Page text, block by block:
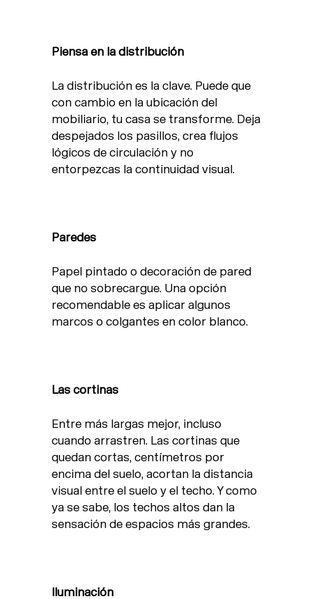
Piensa en la distribución
La distribución es la clave. Puede que
con cambio en la ubicación del
mobiliario, tu casa se transforme. Deja
despejados los pasillos, crea flujos
lógicos de circulación y no
entorpezcas la continuidad visual.
Paredes
Papel pintado o decoración de pared
que no sobrecargue. Una opción
recomendable es aplicar algunos
marcos o colgantes en color blanco.
Las cortinas
Entre más largas mejor, incluso
cuando arrastren. Las cortinas que
quedan cortas, centímetros por
encima del suelo, acortan la distancia
visual entre el suelo y el techo. Y como
ya se sabe, los techos altos dan la
sensación de espacios más grandes.
Iluminación